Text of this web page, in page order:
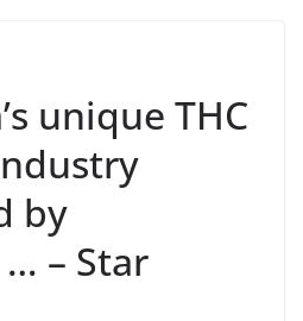
unique THC
by
– Star